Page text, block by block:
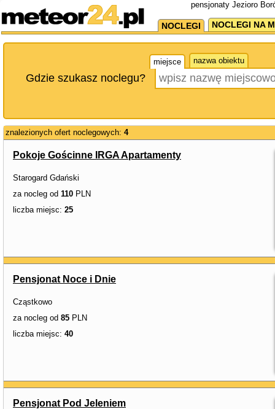
pensjonaty Jezioro
NOCLEGI NOCLEGI NA
miejsce nazwa obiektu
Gdzie szukasz noclegu?
znalezionych ofert noclegowych: 4
Pokoje Gościnne IRGA Apartamenty
Starogard Gdański
za nocleg od 110 PLN
liczba miejsc: 25
Pensjonat Noce i Dnie
Cząstkowo
za nocleg od 85 PLN
liczba miejsc: 40
Pensjonat Pod Jeleniem